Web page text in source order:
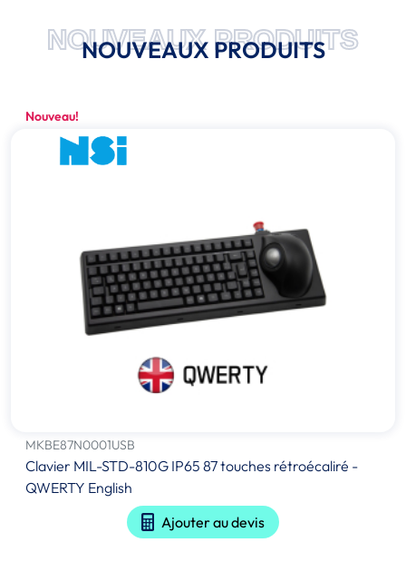
NOUVEAUX PRODUITS
NOUVEAUX PRODUITS
Nouveau!
MKBE87N0001USB
Clavier MIL-STD-810G IP65 87 touches rétroécaliré -
QWERTY English
Ajouter au devis